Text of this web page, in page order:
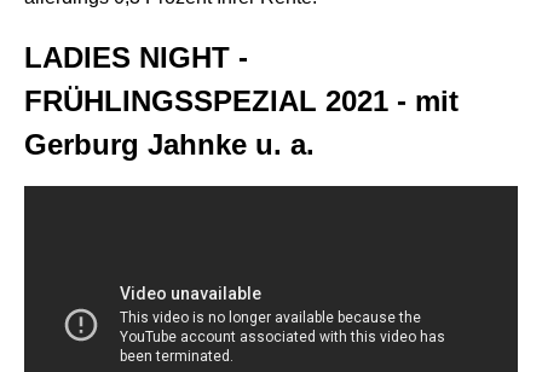
LADIES NIGHT -
FRÜHLINGSSPEZIAL 2021 - mit
Gerburg Jahnke u. a.